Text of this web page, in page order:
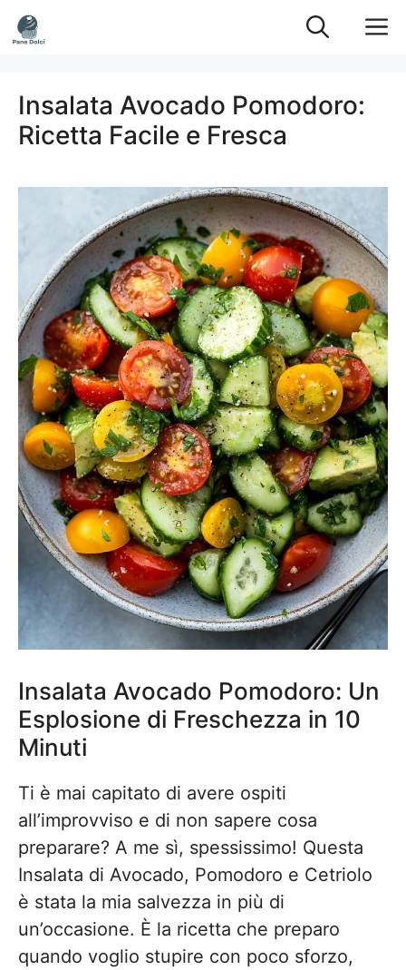
Vai
al
Insalata Avocado Pomodoro:
Ricetta Facile e Fresca
Insalata Avocado Pomodoro: Un
Esplosione di Freschezza in 10
Minuti
Ti è mai capitato di avere ospiti
all’improvviso e di non sapere cosa
preparare? A me sì, spessissimo! Questa
Insalata di Avocado, Pomodoro e Cetriolo
è stata la mia salvezza in più di
un’occasione. È la ricetta che preparo
quando voglio stupire con poco sforzo,